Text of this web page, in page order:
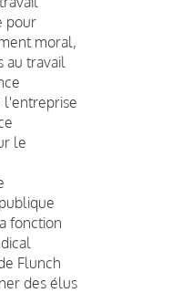
pour
moral,
au travail
l'entreprise
le
fonction
Flunch
des élus